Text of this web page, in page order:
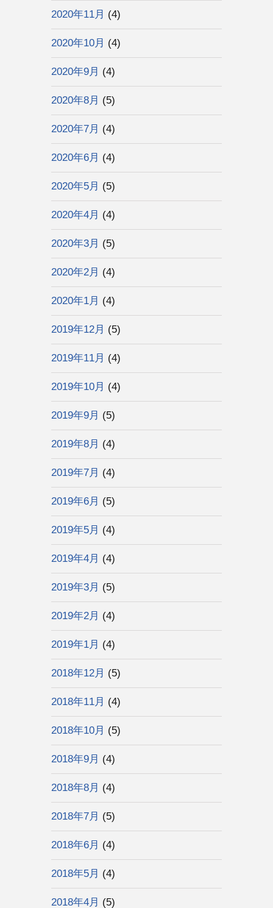
2020年11月 (4)
2020年10月 (4)
2020年9月 (4)
2020年8月 (5)
2020年7月 (4)
2020年6月 (4)
2020年5月 (5)
2020年4月 (4)
2020年3月 (5)
2020年2月 (4)
2020年1月 (4)
2019年12月 (5)
2019年11月 (4)
2019年10月 (4)
2019年9月 (5)
2019年8月 (4)
2019年7月 (4)
2019年6月 (5)
2019年5月 (4)
2019年4月 (4)
2019年3月 (5)
2019年2月 (4)
2019年1月 (4)
2018年12月 (5)
2018年11月 (4)
2018年10月 (5)
2018年9月 (4)
2018年8月 (4)
2018年7月 (5)
2018年6月 (4)
2018年5月 (4)
2018年4月 (5)